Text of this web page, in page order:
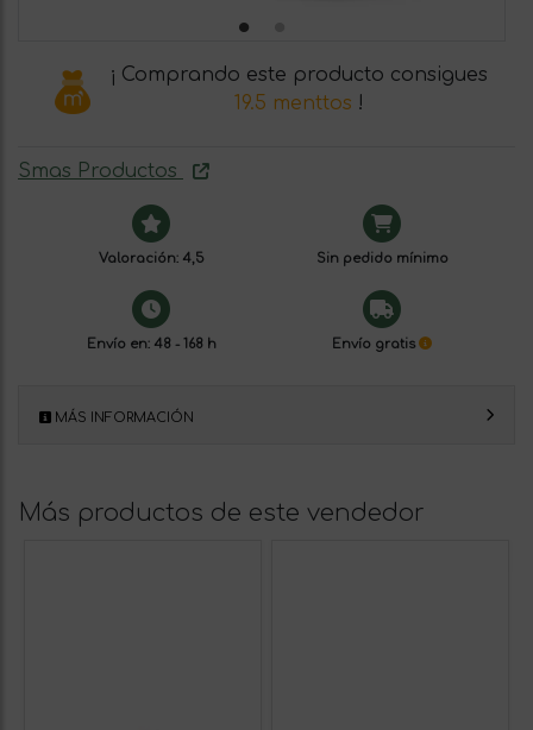
¡ Comprando este producto consigues
19.5 menttos !
Smas Productos
Valoración: 4,5 Sin pedido mínimo
Envío en: 48 - 168 h Envío gratis
MÁS INFORMACIÓN
Más productos de este vendedor